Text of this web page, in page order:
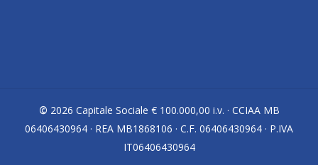
Tel. 039 695355
e-mail:info@devecchigaetano.com
© 2026 Capitale Sociale € 100.000,00 i.v. · CCIAA MB
06406430964 · REA MB1868106 · C.F. 06406430964 · P.IVA
IT06406430964